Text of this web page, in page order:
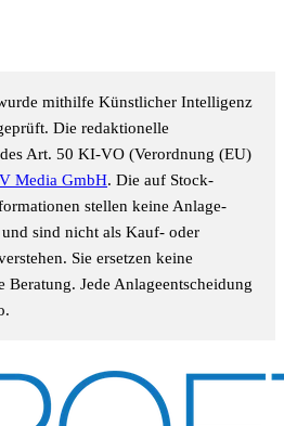
mithilfe Künstlicher Intelligenz
Die redaktionelle
Art. 50 KI-VO (Verordnung (EU)
Media GmbH. Die auf Stock-
stellen keine Anlage-
sind nicht als Kauf- oder
Sie ersetzen keine
Jede Anlageentscheidung